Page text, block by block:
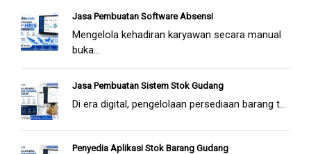
Jasa Pembuatan Software Absensi
Mengelola kehadiran karyawan secara manual
buka...
Jasa Pembuatan Sistem Stok Gudang
Di era digital, pengelolaan persediaan barang t...
Penyedia Aplikasi Stok Barang Gudang